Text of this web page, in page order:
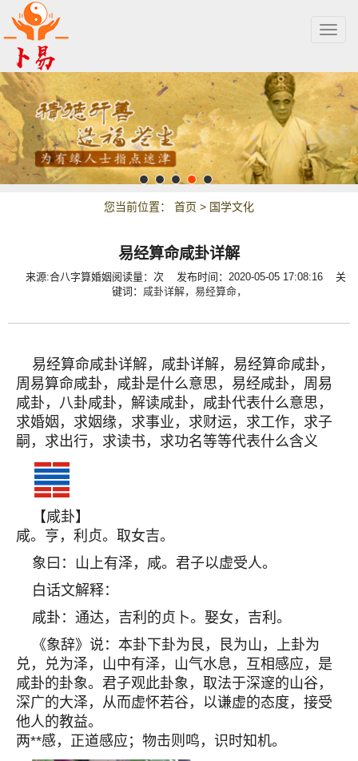
您当前位置： 首页 > 国学文化
易经算命咸卦详解
来源:合八字算婚姻阅读量： 次 发布时间：2020-05-05 17:08:16 关
键词： 咸卦详解， 易经算命，
易经算命咸卦详解，咸卦详解，易经算命咸卦，
周易算命咸卦，咸卦是什么意思，易经咸卦，周易
咸卦，八卦咸卦，解读咸卦，咸卦代表什么意思，
求婚姻，求姻缘，求事业，求财运，求工作，求子
嗣，求出行，求读书，求功名等等代表什么含义
【咸卦】
咸。亨，利贞。取女吉。
象曰：山上有泽，咸。君子以虚受人。
白话文解释：
咸卦：通达，吉利的贞卜。娶女，吉利。
《象辞》说：本卦下卦为艮，艮为山，上卦为
兑，兑为泽，山中有泽，山气水息，互相感应，是
咸卦的卦象。君子观此卦象，取法于深邃的山谷，
深广的大泽，从而虚怀若谷，以谦虚的态度，接受
他人的教益。
两**感，正道感应；物击则鸣，识时知机。